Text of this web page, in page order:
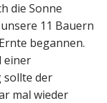
die Sonne
11 Bauern
begannen.
einer
sollte der
mal wieder